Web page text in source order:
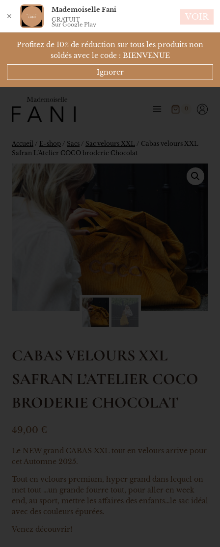
Profitez de 10% de réduction sur tous les produits non
soldés avec le code : BIENVENUE
Ignorer
0
Accueil / E-shop / Sacs / Sac velours XXL / Cabas velours XXL
Safran L’Atelier COCO broderie Chocolat
CABAS VELOURS XXL
SAFRAN L’ATELIER COCO
BRODERIE CHOCOLAT
49,00 €
Le NEW grand CABAS XXL tout en velours arrive pour
cet Automne 2025.
Tout en velours premium, hyper grand dans lequel on
met tout …un grande fourre tout, pour aller en week
end, au sport, mettre les affaires des enfants…le sac idéal
avec des couleurs épurées.
Venez découvrir!
✕
Mademoiselle Fani
GRATUIT
Sur Google Play
VOIR